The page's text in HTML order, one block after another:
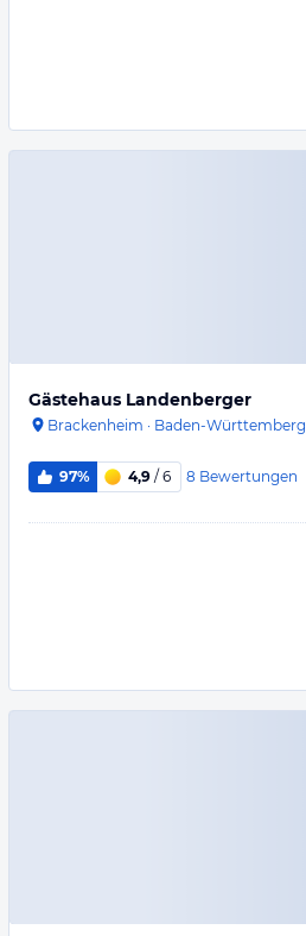
Gästehaus Landenberger
Brackenheim · Baden-Württemberg
97% 4,9 / 6 8 Bewertungen